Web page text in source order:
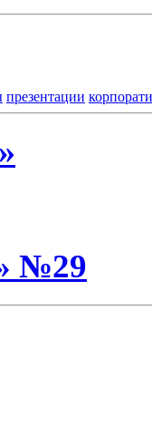
презентации
№29